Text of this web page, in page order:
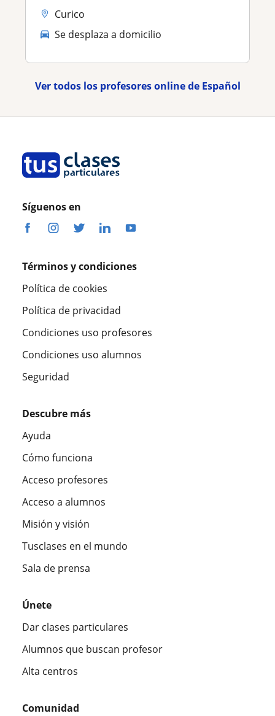
Curico
Se desplaza a domicilio
Ver todos los profesores online de Español
Síguenos en
Términos y condiciones
Política de cookies
Política de privacidad
Condiciones uso profesores
Condiciones uso alumnos
Seguridad
Descubre más
Ayuda
Cómo funciona
Acceso profesores
Acceso a alumnos
Misión y visión
Tusclases en el mundo
Sala de prensa
Únete
Dar clases particulares
Alumnos que buscan profesor
Alta centros
Comunidad